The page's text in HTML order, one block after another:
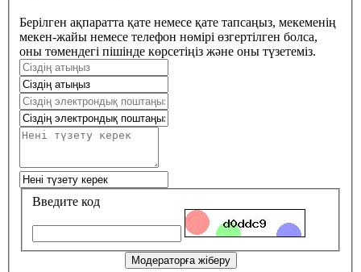
Берілген ақпаратта қате немесе қате тапсаңыз, мекеменің
мекен-жайы немесе телефон нөмірі өзгертілген болса,
оны төмендегі пішінде көрсетіңіз және оны түзетеміз.
Введите код
Модераторға жіберу